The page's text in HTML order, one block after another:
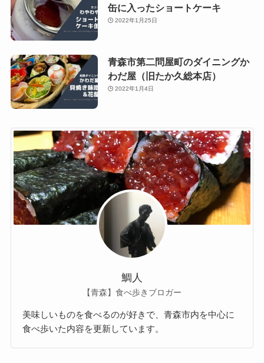
缶に入ったショートケーキ
2022年1月25日
青森市第二問屋町のダイニングか
わだ屋（旧たか久総本店）
2022年1月4日
鯛人
【青森】食べ歩きブロガー
美味しいものを食べるのが好きで、青森市内を中心に
食べ歩いた内容を更新しています。